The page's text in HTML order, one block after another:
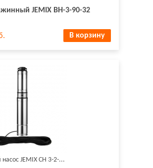
JEMIX ВН-3-90-32
В корзину
JEMIX СН 3-2-...